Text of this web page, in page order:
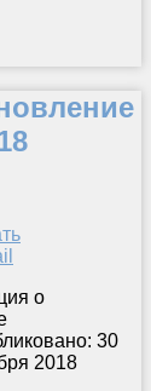
о
30
2018